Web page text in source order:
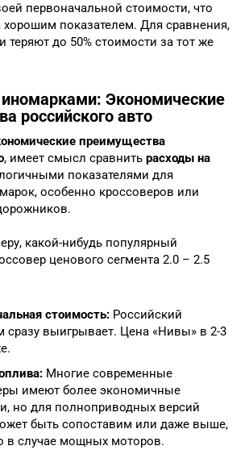
первоначальной стоимости, что
хорошим показателем. Для сравнения,
теряют до 50% стоимости за тот же
Экономические
российского авто
преимущества
, имеет смысл сравнить расходы на
показателями для
особенно кроссоверов или
какой-нибудь популярный
ценового сегмента 2.0 – 2.5
стоимость: Российский
сразу выигрывает. Цена «Нивы» в 2-3
Многие современные
имеют более экономичные
но для полноприводных версий
быть сопоставим или даже выше,
в случае мощных моторов.